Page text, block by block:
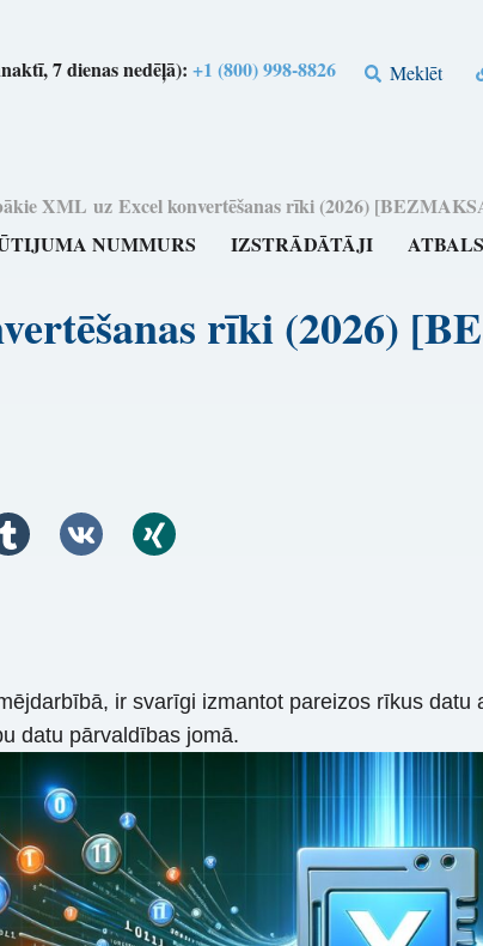
7 dienas nedēļā):+1 (800) 998-8826 Meklēt
NUMMURS IZSTRĀDĀTĀJI
XML uz Excel konvertēšanas rīki (2026)
rīki (2026)
ir svarīgi izmantot pareizos rīkus
datu pārvaldības jomā.